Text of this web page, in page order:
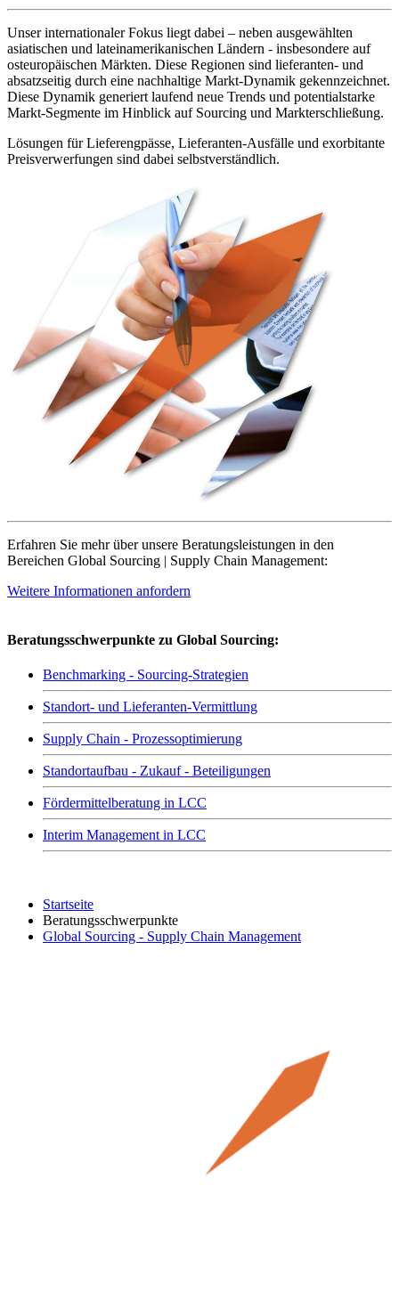
Unser internationaler Fokus liegt dabei – neben ausgewählten
asiatischen und lateinamerikanischen Ländern - insbesondere auf
osteuropäischen Märkten. Diese Regionen sind lieferanten- und
absatzseitig durch eine nachhaltige Markt-Dynamik gekennzeichnet.
Diese Dynamik generiert laufend neue Trends und potentialstarke
Markt-Segmente im Hinblick auf Sourcing und Markterschließung.
Lösungen für Lieferengpässe, Lieferanten-Ausfälle und exorbitante
Preisverwerfungen sind dabei selbstverständlich.
Erfahren Sie mehr über unsere Beratungsleistungen in den
Bereichen Global Sourcing | Supply Chain Management:
Weitere Informationen anfordern
Beratungsschwerpunkte zu Global Sourcing:
Benchmarking - Sourcing-Strategien
Standort- und Lieferanten-Vermittlung
Supply Chain - Prozessoptimierung
Standortaufbau - Zukauf - Beteiligungen
Fördermittelberatung in LCC
Interim Management in LCC
Startseite
Beratungsschwerpunkte
Global Sourcing - Supply Chain Management